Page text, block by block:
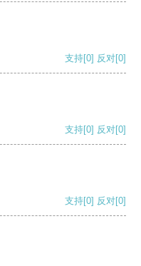
支持[0] 反对[0]
支持[0] 反对[0]
支持[0] 反对[0]